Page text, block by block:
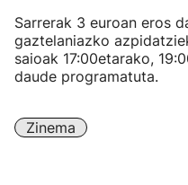
Sarrerak 3 euroan eros
gaztelaniazko
saioak 17:00etarako,
daude programatuta.
Zinema